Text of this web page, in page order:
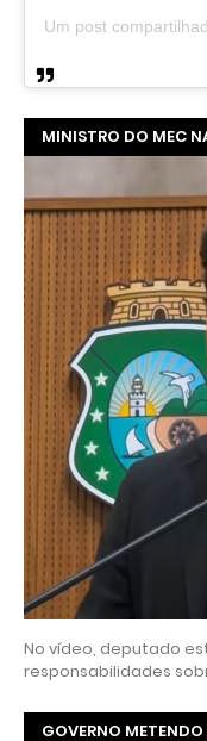
Um post
MINISTRO DO MEC
No vídeo, deputado
responsabilidades
GOVERNO